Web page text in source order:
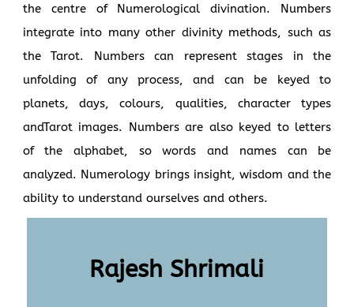
the centre of Numerological divination. Numbers
integrate into many other divinity methods, such as
the Tarot. Numbers can represent stages in the
unfolding of any process, and can be keyed to
planets, days, colours, qualities, character types
andTarot images. Numbers are also keyed to letters
of the alphabet, so words and names can be
analyzed. Numerology brings insight, wisdom and the
ability to understand ourselves and others.
Rajesh Shrimali